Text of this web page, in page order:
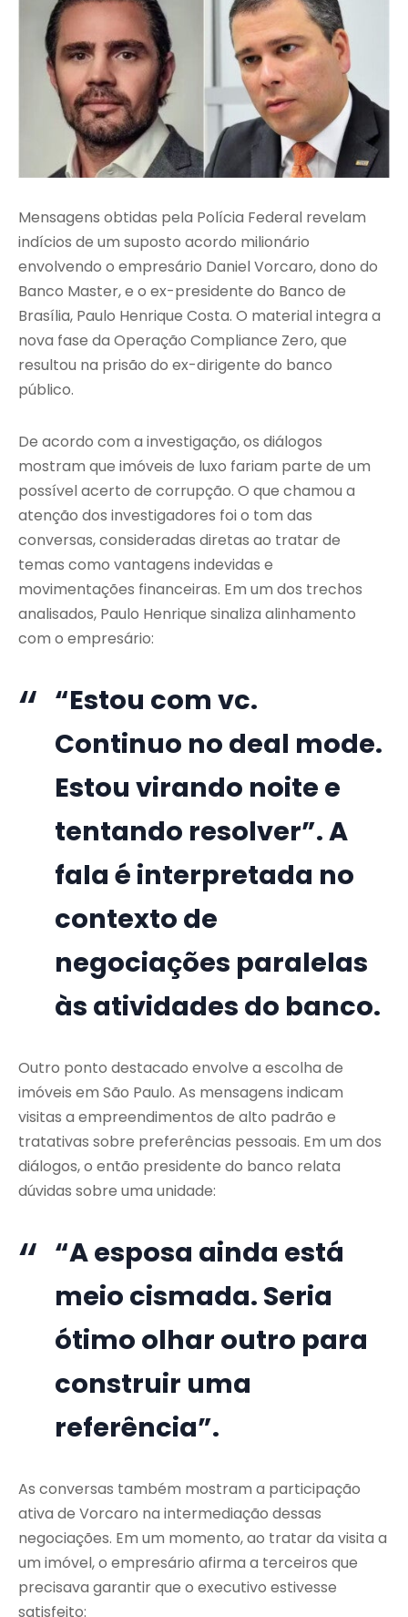
Mensagens obtidas pela Polícia Federal revelam
indícios de um suposto acordo milionário
envolvendo o empresário Daniel Vorcaro, dono do
Banco Master, e o ex-presidente do Banco de
Brasília, Paulo Henrique Costa. O material integra a
nova fase da Operação Compliance Zero, que
resultou na prisão do ex-dirigente do banco
público.
De acordo com a investigação, os diálogos
mostram que imóveis de luxo fariam parte de um
possível acerto de corrupção. O que chamou a
atenção dos investigadores foi o tom das
conversas, consideradas diretas ao tratar de
temas como vantagens indevidas e
movimentações financeiras. Em um dos trechos
analisados, Paulo Henrique sinaliza alinhamento
com o empresário:
“Estou com vc.
Continuo no deal mode.
Estou virando noite e
tentando resolver”. A
fala é interpretada no
contexto de
negociações paralelas
às atividades do banco.
Outro ponto destacado envolve a escolha de
imóveis em São Paulo. As mensagens indicam
visitas a empreendimentos de alto padrão e
tratativas sobre preferências pessoais. Em um dos
diálogos, o então presidente do banco relata
dúvidas sobre uma unidade:
“A esposa ainda está
meio cismada. Seria
ótimo olhar outro para
construir uma
referência”.
As conversas também mostram a participação
ativa de Vorcaro na intermediação dessas
negociações. Em um momento, ao tratar da visita a
um imóvel, o empresário afirma a terceiros que
precisava garantir que o executivo estivesse
satisfeito: